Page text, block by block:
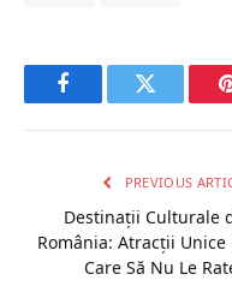
FacebookTwitter
PREVIOUS
Destinații Culturale
România: Atracții Unice
Care Să Nu Le